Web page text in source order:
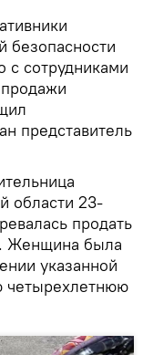
безопасности
с сотрудниками
представитель
области 23-
продать
Женщина была
указанной
четырехлетнюю